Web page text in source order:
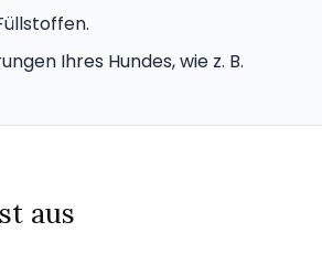
Ihres Hundes, wie z. B.
aus